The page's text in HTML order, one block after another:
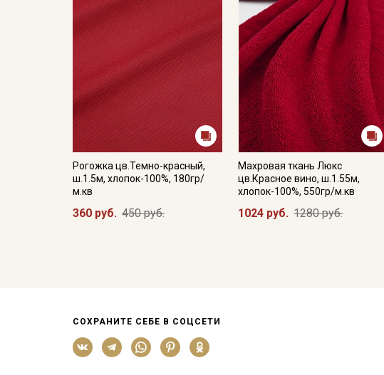
Рогожка цв.Темно-красный,
ш.1.5м, хлопок-100%, 180гр/
м.кв
360 руб. 450 руб.
Махровая ткань Люкс
цв.Красное вино, ш.1.55м,
хлопок-100%, 550гр/м.кв
1024 руб. 1280 руб.
СОХРАНИТЕ СЕБЕ В СОЦСЕТИ